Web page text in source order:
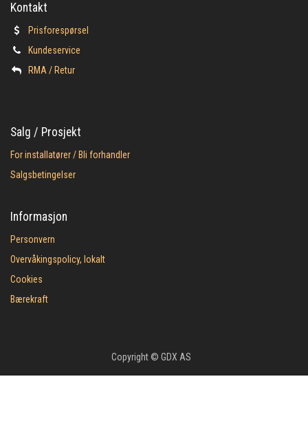
Kontakt
Prisforespørsel
Kundeservice
​RMA / Retur
Salg / Prosjekt
For installatører / Bli forhandler
Salgsbetingelser
Informasjon
Personvern
Overvåkingspolicy, lokalt
Cookies
Bærekraft
Copyright © GDX AS